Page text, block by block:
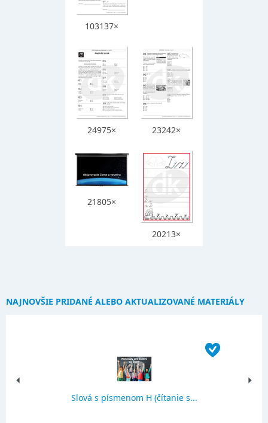
103137×
24975× 23242×
21805×
20213×
NAJNOVŠIE PRIDANÉ ALEBO AKTUALIZOVANÉ MATERIÁLY
Slová s písmenom H (čítanie s...